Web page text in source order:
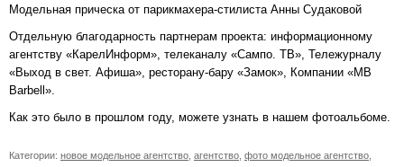
Модельная прическа от парикмахера-стилиста Анны Судаковой
Отдельную благодарность партнерам проекта: информационному
агентству «КарелИнформ», телеканалу «Сампо. ТВ», Тележурналу
«Выход в свет. Афиша», ресторану-бару «Замок», Компании «MB
Barbell».
Как это было в прошлом году, можете узнать в нашем фотоальбоме.
Категории: новое модельное агентство агентство фото модельное агентство